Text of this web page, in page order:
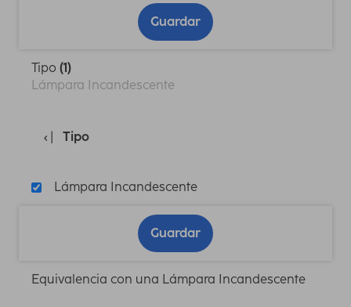
Guardar
Tipo (1)
Lámpara Incandescente
Tipo
Lámpara Incandescente
Guardar
Equivalencia con una Lámpara Incandescente